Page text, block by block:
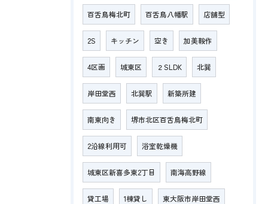
百舌鳥梅北町 百舌鳥八幡駅 店舗型
2S キッチン 空き 加美鞍作
4区画 城東区 ２SLDK 北巽
岸田堂西 北巽駅 新築所建
南東向き 堺市北区百舌鳥梅北町
2沿線利用可 浴室乾燥機
城東区新喜多東2丁目 南海高野線
貸工場 1棟貸し 東大阪市岸田堂西